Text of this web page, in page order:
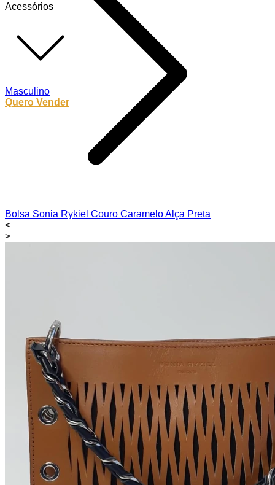
Acessórios
Masculino
Quero Vender
Bolsa Sonia Rykiel Couro Caramelo Alça Preta
<
>